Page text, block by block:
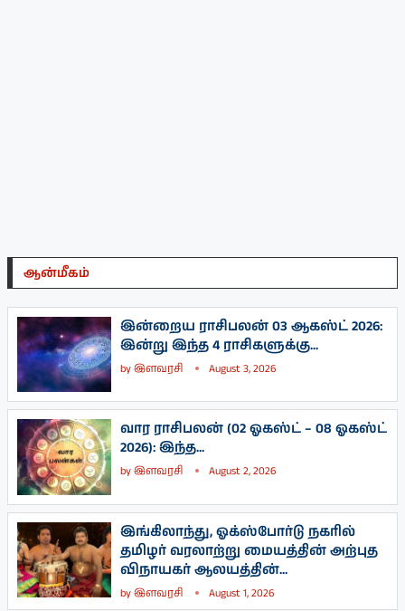
ஆன்மீகம்
இன்றைய ராசிபலன் 03 ஆகஸ்ட் 2026:
இன்று இந்த 4 ராசிகளுக்கு...
byஇளவரசி August 3, 2026
வார ராசிபலன் (02 ஓகஸ்ட் – 08 ஓகஸ்ட்
2026): இந்த...
byஇளவரசி August 2, 2026
இங்கிலாந்து, ஓக்ஸ்போர்டு நகரில்
தமிழர் வரலாற்று மையத்தின் அற்புத
விநாயகர் ஆலயத்தின்...
byஇளவரசி August 1, 2026